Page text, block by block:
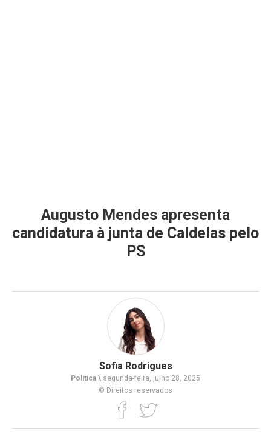
Augusto Mendes apresenta
candidatura à junta de Caldelas pelo
PS
Sofia Rodrigues
Política \ segunda-feira, julho 28, 2025
© Direitos reservados